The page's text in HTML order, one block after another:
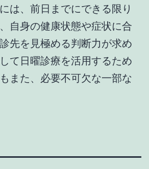
は、前日までにできる限り
自身の健康状態や症状に合
先を見極める判断力が求め
て日曜診療を活用するため
また、必要不可欠な一部な